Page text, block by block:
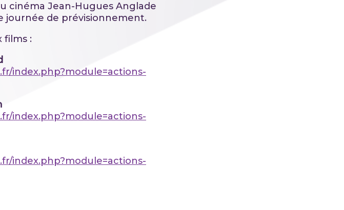
cinéma Jean-Hugues Anglade
journée de prévisionnement.
films :
Achard
index.php?module=actions-
index.php?module=actions-
index.php?module=actions-